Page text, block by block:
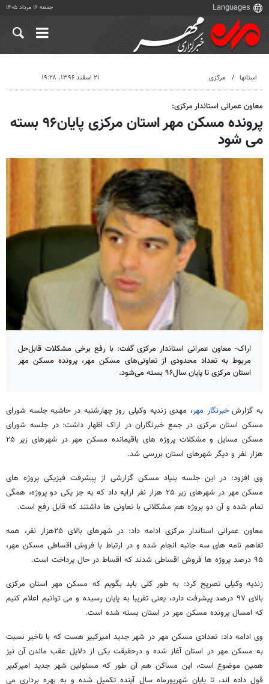
جمعه ۱۶ مرداد ۱۴۰۵
استانها مرکزی ۲۱ اسفند ۱۳۹۶، ۱۹:۲۸
معاون عمرانی استاندار مرکزی:
پرونده مسکن مهر استان مرکزی پایان۹۶ بسته
می شود
اراک- معاون عمرانی استاندار مرکزی گفت: با رفع برخی مشکلات قابل‌حل
مربوط به تعداد محدودی از تعاونی‌های مسکن مهر، پرونده مسکن مهر
استان مرکزی تا پایان سال۹۶ بسته می‌شود.
به گزارشخبرنگار مهر، مهدی زندیه وکیلی روز چهارشنبه در حاشیه جلسه شورای
مسکن استان مرکزی در جمع خبرنگاران در اراک اظهار داشت: در جلسه شورای
مسکن مسایل و مشکلات پروژه های باقیمانده مسکن مهر در شهرهای زیر ۲۵
هزار نفر و دیگر شهرهای استان بررسی شد.
وی افزود: در این جلسه بنیاد مسکن گزارشی از پیشرفت فیزیکی پروژه های
مسکن مهر در شهرهای زیر ۲۵ هزار نفر ارایه داد که به جز یکی دو پروژه، همگی
تمام شده و آن دو پروژه هم مشکلاتی با تعاونی ها داشتند که قابل رفع است.
معاون عمرانی استاندار مرکزی ادامه داد: در شهرهای بالای ۲۵هزار نفر، همه
تفاهم نامه های سه جانبه انجام شده و در ارتباط با فروش اقساطی مسکن مهر،
۹۵ درصد پروژه ها فروش اقساطی شدند که اقساط در حال پرداخت است.
زندیه وکیلی تصریح کرد: به طور کلی باید بگویم که مسکن مهر استان مرکزی
بالای ۹۷ درصد پیشرفت دارد، یعنی تقریبا به پایان رسیده و می توانیم اعلام کنیم
که امسال پرونده مسکن مهر در استان بسته شده است.
وی ادامه داد: تعدادی مسکن مهر در شهر جدید امیرکبیر هست که با تاخیر نسبت
به مسکن مهر در استان آغاز شده و درحقیقت یکی از دلایل عقب ماندن آن نیز
همین موضوع است، این مساکن هم آن طور که مسئولین شهر جدید امیرکبیر
قول داده اند، تا پایان شهریورماه سال آینده تکمیل شده و به بهره برداری می